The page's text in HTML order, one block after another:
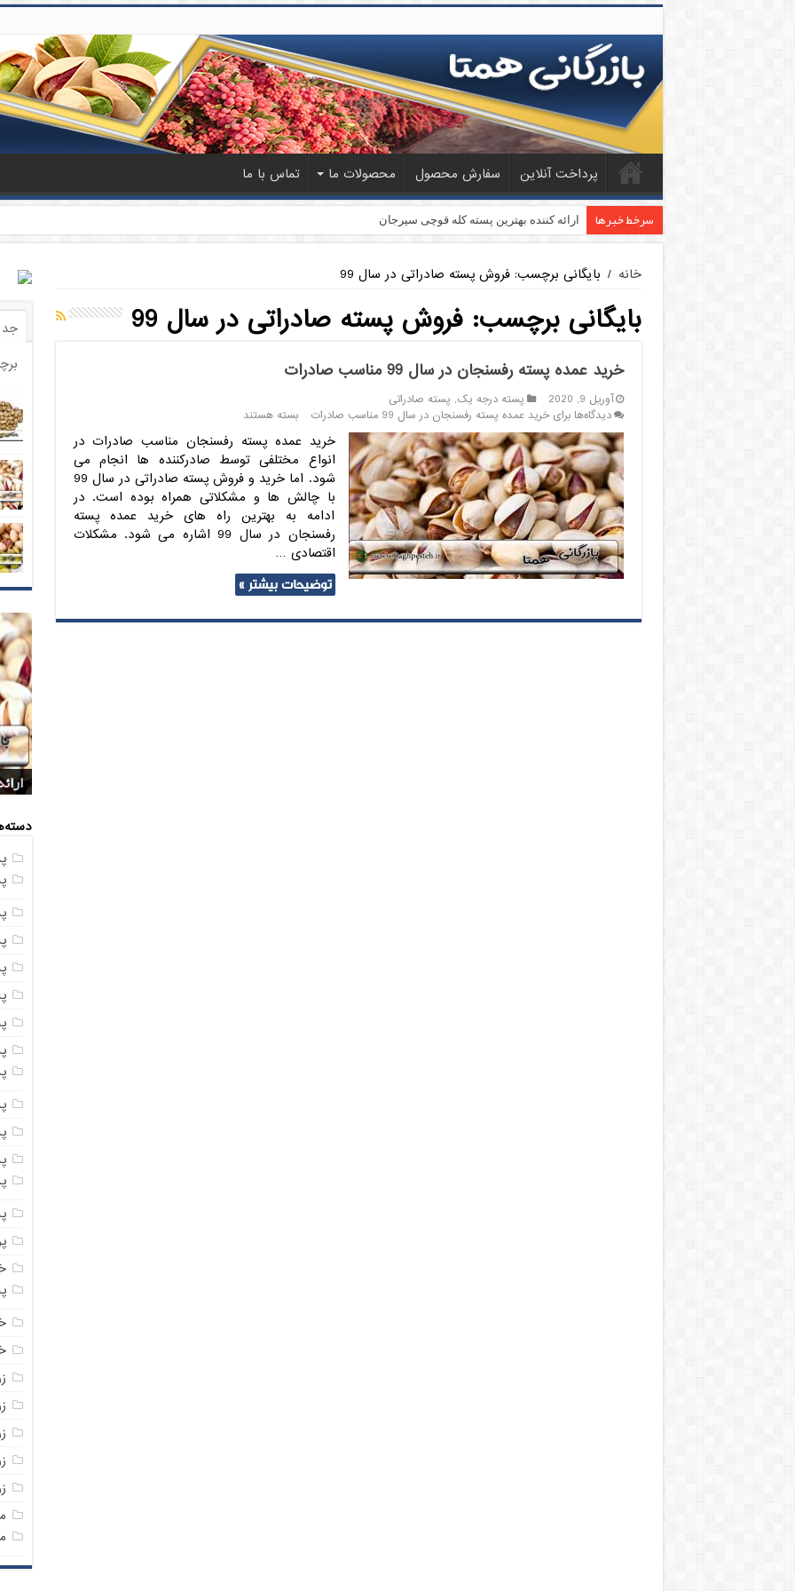
پرداخت آنلاین سفارش محصول محصولات ما تماس با ما
سرخط خبرها ارائه کننده بهترین پسته کله قوچی سیرجان
خانه / بایگانی برچسب: فروش پسته صادراتی در سال 99
بایگانی برچسب:فروش پسته صادراتی در سال 99
خرید عمده پسته رفسنجان در سال 99 مناسب صادرات
آوریل 9, 2020 پسته درجه یک, پسته صادراتی
دیدگاه‌هابرای خرید عمده پسته رفسنجان در سال 99 مناسب صادرات بسته هستند
خرید عمده پسته رفسنجان مناسب صادرات در
انواع مختلفی توسط صادرکننده ها انجام می
شود. اما خرید و فروش پسته صادراتی در سال 99
با چالش ها و مشکلاتی همراه بوده است. در
ادامه به بهترین راه های خرید عمده پسته
رفسنجان در سال 99 اشاره می شود. مشکلات
اقتصادی …
توضیحات بیشتر »